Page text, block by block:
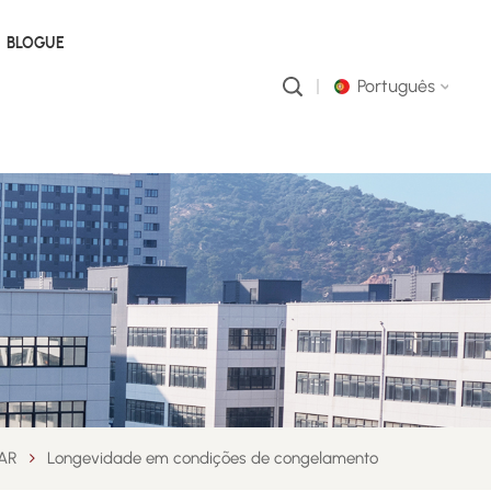
BLOGUE
Português
English
русский
português
العربية
中文
Longevidade em condições de congelamento